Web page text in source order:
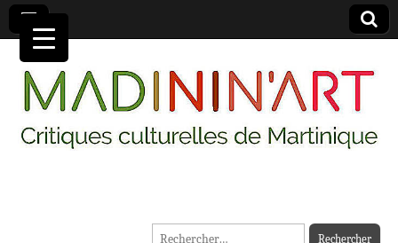
MADININ'ART
Rechercher :